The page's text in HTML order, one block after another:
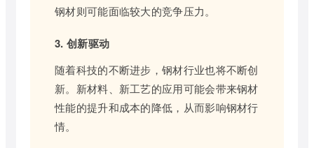
钢材则可能面临较大的竞争压力。
3. 创新驱动
随着科技的不断进步，钢材行业也将不断创
新。新材料、新工艺的应用可能会带来钢材
性能的提升和成本的降低，从而影响钢材行
情。